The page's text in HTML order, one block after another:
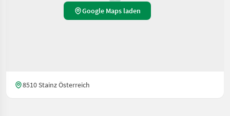
Google Maps laden
8510 Stainz Österreich